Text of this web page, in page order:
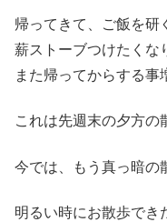
帰ってきて、ご飯を研
薪ストーブつけたくな
また帰ってからする事
これは先週末の夕方の
今では、もう真っ暗の
明るい時にお散歩でき